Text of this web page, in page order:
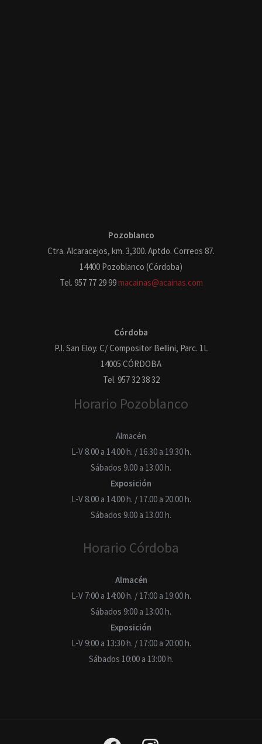
Pozoblanco
Ctra. Alcaracejos, km. 3,300. Aptdo. Correos 87.
14400 Pozoblanco (Córdoba)
Tel. 957 77 29 99macainas@acainas.com
Córdoba
P.I. San Eloy. C/ Compositor Bellini, Parc. 1L
14005 CÓRDOBA
Tel. 957 32 38 32
Horario Pozoblanco
Almacén
L-V 8.00 a 14.00 h. / 16.30 a 19.30 h.
Sábados 9.00 a 13.00 h.
Exposición
L-V 8.00 a 14.00 h. / 17.00 a 20.00 h.
Sábados 9.00 a 13.00 h.
Horario Córdoba
Almacén
L-V 7:00 a 14:00 h. / 17:00 a 19:00 h.
Sábados 9:00 a 13:00 h.
Exposición
L-V 9:00 a 13:30 h. / 17:00 a 20:00 h.
Sábados 10:00 a 13:00 h.